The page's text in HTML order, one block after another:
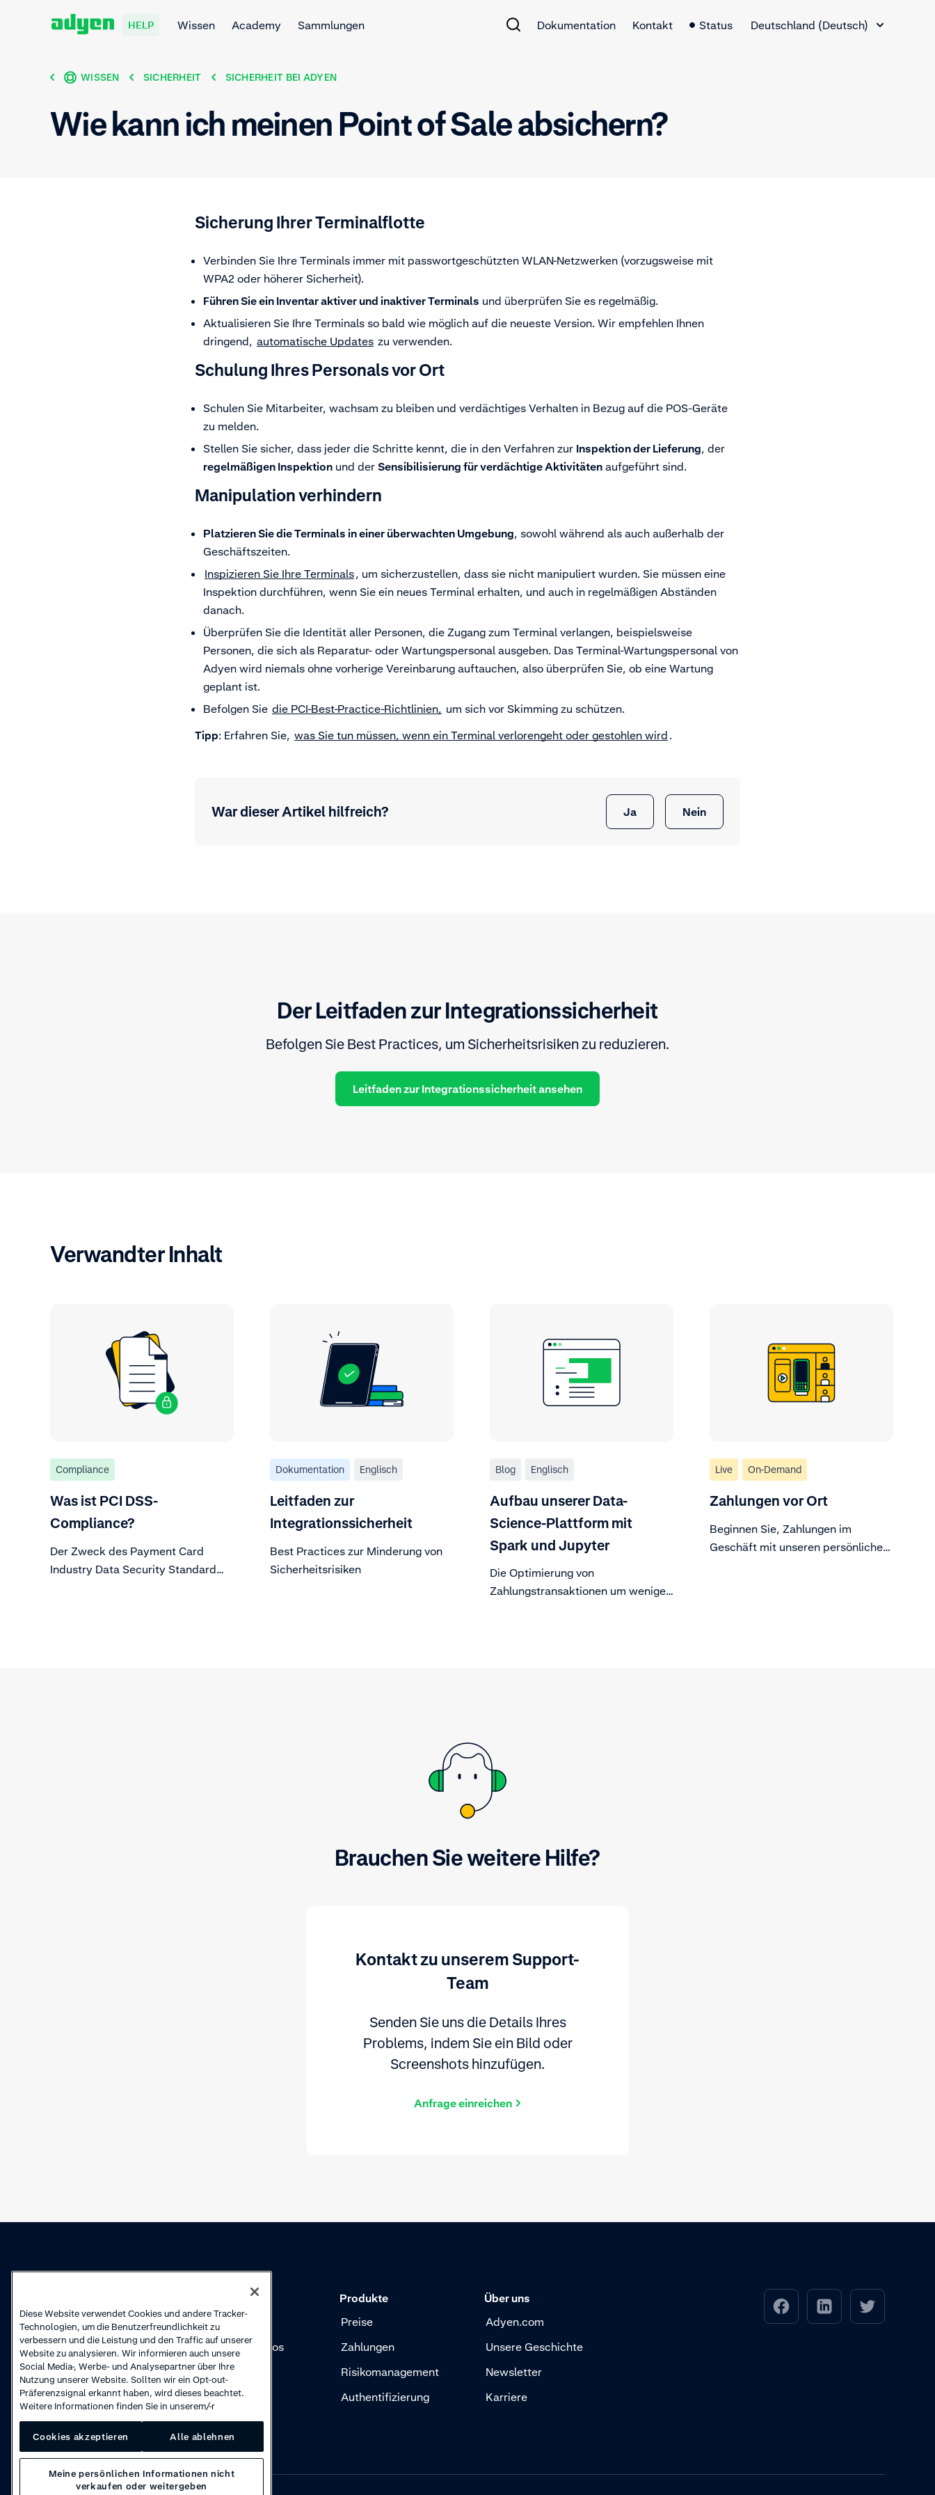
HELP Wissen Academy Sammlungen Dokumentation Kontakt Status
Deutschland (Deutsch)
WISSEN SICHERHEIT SICHERHEIT BEI ADYEN
Wie kann ich meinen Point of Sale absichern?
Sicherung Ihrer Terminalflotte
Verbinden Sie Ihre Terminals immer mit passwortgeschützten WLAN-Netzwerken (vorzugsweise mit
WPA2 oder höherer Sicherheit).
Führen Sie ein Inventar aktiver und inaktiver Terminals und überprüfen Sie es regelmäßig.
Aktualisieren Sie Ihre Terminals so bald wie möglich auf die neueste Version. Wir empfehlen Ihnen
dringend, automatische Updates zu verwenden.
Schulung Ihres Personals vor Ort
Schulen Sie Mitarbeiter, wachsam zu bleiben und verdächtiges Verhalten in Bezug auf die POS-Geräte
zu melden.
Stellen Sie sicher, dass jeder die Schritte kennt, die in den Verfahren zur Inspektion der Lieferung, der
regelmäßigen Inspektion und der Sensibilisierung für verdächtige Aktivitäten aufgeführt sind.
Manipulation verhindern
Platzieren Sie die Terminals in einer überwachten Umgebung, sowohl während als auch außerhalb der
Geschäftszeiten.
Inspizieren Sie Ihre Terminals, um sicherzustellen, dass sie nicht manipuliert wurden. Sie müssen eine
Inspektion durchführen, wenn Sie ein neues Terminal erhalten, und auch in regelmäßigen Abständen
danach.
Überprüfen Sie die Identität aller Personen, die Zugang zum Terminal verlangen, beispielsweise
Personen, die sich als Reparatur- oder Wartungspersonal ausgeben. Das Terminal-Wartungspersonal von
Adyen wird niemals ohne vorherige Vereinbarung auftauchen, also überprüfen Sie, ob eine Wartung
geplant ist.
Befolgen Sie die PCI-Best-Practice-Richtlinien, um sich vor Skimming zu schützen.
Tipp: Erfahren Sie, was Sie tun müssen, wenn ein Terminal verlorengeht oder gestohlen wird .
War dieser Artikel hilfreich? Ja Nein
Der Leitfaden zur Integrationssicherheit
Befolgen Sie Best Practices, um Sicherheitsrisiken zu reduzieren.
Leitfaden zur Integrationssicherheit ansehen
Verwandter Inhalt
Compliance
Was ist PCI DSS-
Compliance?
Der Zweck des Payment Card
Industry Data Security Standard
Dokumentation Englisch
Leitfaden zur
Integrationssicherheit
Best Practices zur Minderung von
Sicherheitsrisiken
Blog Englisch
Aufbau unserer Data-
Science-Plattform mit
Spark und Jupyter
Die Optimierung von
Zahlungstransaktionen um wenige
Live On-Demand
Zahlungen vor Ort
Beginnen Sie, Zahlungen im
Geschäft mit unseren persönlichen
Brauchen Sie weitere Hilfe?
Kontakt zu unserem Support-
Team
Senden Sie uns die Details Ihres
Problems, indem Sie ein Bild oder
Screenshots hinzufügen.
Anfrage einreichen
Sammlungen
Produkt-Updates
Webinare
Anleitungsvideos
Produkte
Preise
Zahlungen
Risikomanagement
Authentifizierung
Über uns
Adyen.com
Unsere Geschichte
Newsletter
Karriere
Diese Website verwendet Cookies und andere Tracker-
Technologien, um die Benutzerfreundlichkeit zu
verbessern und die Leistung und den Traffic auf unserer
Website zu analysieren. Wir informieren auch unsere
Social Media-, Werbe- und Analysepartner über Ihre
Nutzung unserer Website. Sollten wir ein Opt-out-
Präferenzsignal erkannt haben, wird dieses beachtet.
Weitere Informationen finden Sie in unserem/-r
Cookies akzeptieren Alle ablehnen
Meine persönlichen Informationen nicht
verkaufen oder weitergeben